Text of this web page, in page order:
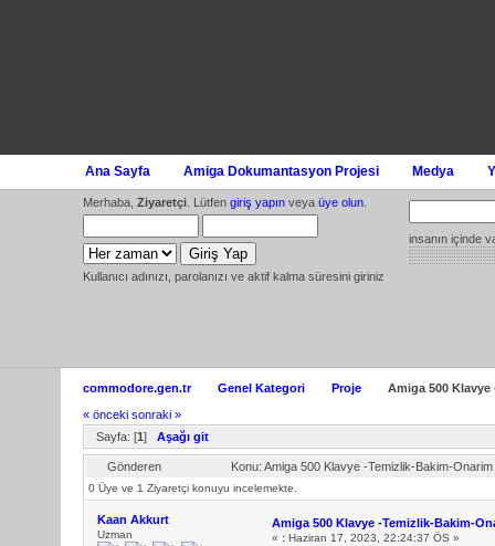
Ana Sayfa Amiga Dokumantasyon Projesi Medya
Merhaba, Ziyaretçi . Lütfen giriş yapın veya üye olun
Kullanıcı adınızı, parolanızı ve aktif kalma süresini giriniz
insanın içinde
commodore.gen.tr Genel Kategori Proje
Amiga 500
« önceki sonraki »
Sayfa: [1] Aşağı git
Gönderen Konu: Amiga 500 Klavye -Temizlik-Bakim-
0 Üye ve 1 Ziyaretçi konuyu incelemekte.
Kaan Akkurt
Uzman
Amiga 500 Klavye -Temizlik-Bakim-
« :Haziran 17, 2023, 22:24:37 ÖS »